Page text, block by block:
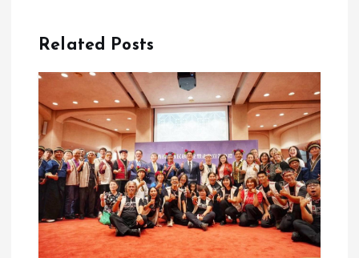
指控強吻戳胸
相
示警恐傷孩童
健康
Related Posts